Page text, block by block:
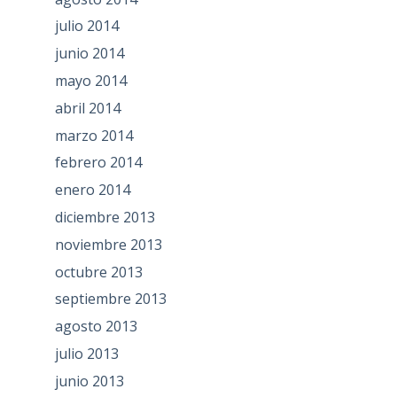
julio 2014
junio 2014
mayo 2014
abril 2014
marzo 2014
febrero 2014
enero 2014
diciembre 2013
noviembre 2013
octubre 2013
septiembre 2013
agosto 2013
julio 2013
junio 2013